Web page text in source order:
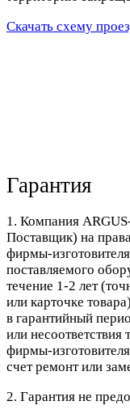
Скачать схему
Гарантия
1. Компания
Поставщик) на
фирмы-
поставляемого
течение 1-2 лет
или карточке
в гарантийный
или несоответствия
фирмы-
счет ремонт или
2. Гарантия не